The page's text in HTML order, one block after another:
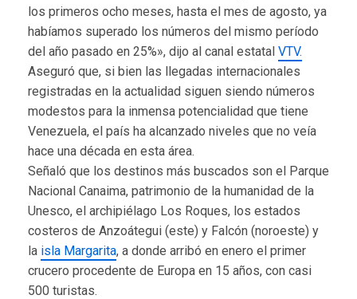
los primeros ocho meses, hasta el mes de agosto, ya
habíamos superado los números del mismo período
del año pasado en 25%», dijo al canal estatal VTV.
Aseguró que, si bien las llegadas internacionales
registradas en la actualidad siguen siendo números
modestos para la inmensa potencialidad que tiene
Venezuela, el país ha alcanzado niveles que no veía
hace una década en esta área.
Señaló que los destinos más buscados son el Parque
Nacional Canaima, patrimonio de la humanidad de la
Unesco, el archipiélago Los Roques, los estados
costeros de Anzoátegui (este) y Falcón (noroeste) y
la isla Margarita, a donde arribó en enero el primer
crucero procedente de Europa en 15 años, con casi
500 turistas.